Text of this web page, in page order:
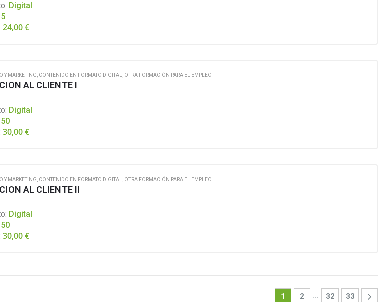
Digital
5
24,00€
Y MARKETING, CONTENIDO EN FORMATO DIGITAL, OTRA FORMACIÓN PARA EL EMPLEO
AL CLIENTE I
Digital
50
30,00€
Y MARKETING CONTENIDO EN FORMATO DIGITAL OTRA FORMACIÓN PARA EL EMPLEO
AL CLIENTE II
Digital
50
30,00€
1 2 … 32 33